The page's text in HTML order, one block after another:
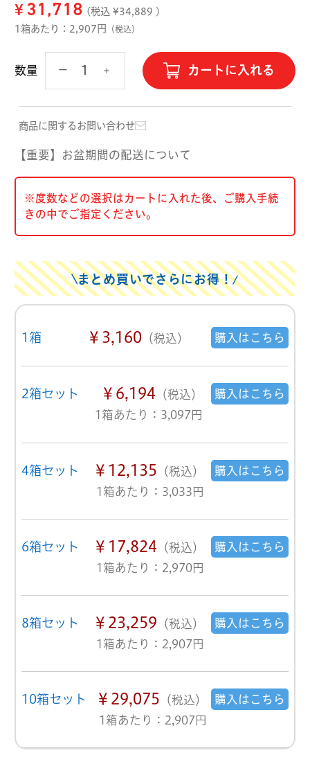
¥ 31,718 (税込 ¥34,889 )
1箱あたり：2,907円
（税込）
数量 カートに入れる
商品に関するお問い合わせ
【重要】お盆期間の配送について
※度数などの選択はカートに入れた後、ご購入手続
きの中でご指定ください。
まとめ買いでさらにお得！
1箱 ￥3,160 （税込） 購入はこちら
2箱セット ￥6,194 （税込）
1箱あたり：3,097円
購入はこちら
4箱セット ￥12,135 （税込）
1箱あたり：3,033円
購入はこちら
6箱セット ￥17,824（税込）
1箱あたり：2,970円
購入はこちら
8箱セット ￥23,259 （税込）
1箱あたり：2,907円
購入はこちら
10箱セット ￥29,075 （税込）
1箱あたり：2,907円
購入はこちら